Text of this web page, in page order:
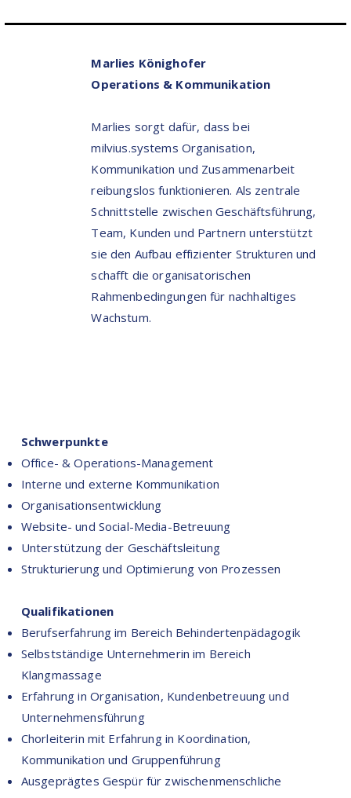
Marlies Könighofer
Operations & Kommunikation
Marlies sorgt dafür, dass bei
milvius.systems Organisation,
Kommunikation und Zusammenarbeit
reibungslos funktionieren. Als zentrale
Schnittstelle zwischen Geschäftsführung,
Team, Kunden und Partnern unterstützt
sie den Aufbau effizienter Strukturen und
schafft die organisatorischen
Rahmenbedingungen für nachhaltiges
Wachstum.
Schwerpunkte
Office- & Operations-Management
Interne und externe Kommunikation
Organisationsentwicklung
Website- und Social-Media-Betreuung
Unterstützung der Geschäftsleitung
Strukturierung und Optimierung von Prozessen
Qualifikationen
Berufserfahrung im Bereich Behindertenpädagogik
Selbstständige Unternehmerin im Bereich
Klangmassage
Erfahrung in Organisation, Kundenbetreuung und
Unternehmensführung
Chorleiterin mit Erfahrung in Koordination,
Kommunikation und Gruppenführung
Ausgeprägtes Gespür für zwischenmenschliche